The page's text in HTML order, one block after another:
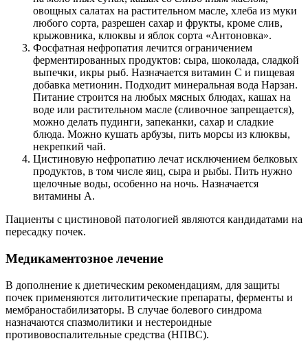
овощных салатах на растительном масле, хлеба из муки
любого сорта, разрешен сахар и фрукты, кроме слив,
крыжовника, клюквы и яблок сорта «Антоновка».
Фосфатная нефропатия лечится ограничением
ферментированных продуктов: сыра, шоколада, сладкой
выпечки, икры рыб. Назначается витамин С и пищевая
добавка метионин. Подходит минеральная вода Нарзан.
Питание строится на любых мясных блюдах, кашах на
воде или растительном масле (сливочное запрещается),
можно делать пудинги, запеканки, сахар и сладкие
блюда. Можно кушать арбузы, пить морсы из клюквы,
некрепкий чай.
Цистиновую нефропатию лечат исключением белковых
продуктов, в том числе яиц, сыра и рыбы. Пить нужно
щелочные воды, особенно на ночь. Назначается
витамины А.
Пациенты с цистиновой патологией являются кандидатами на
пересадку почек.
Медикаментозное лечение
В дополнение к диетическим рекомендациям, для защиты
почек применяются литолитические препараты, ферменты и
мембраностабилизаторы. В случае болевого синдрома
назначаются спазмолитики и нестероидные
противовоспалительные средства (НПВС).